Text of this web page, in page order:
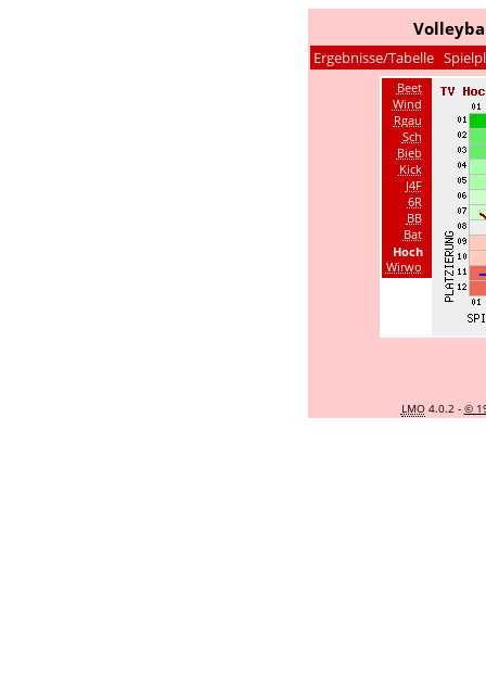
Ergebnisse/Tabelle
Beet
Wind
Rgau
Sch
Bieb
Kick
J4F
6R
BB
Bat
Hoch
Wirwo
LMO4.0.2 - ©